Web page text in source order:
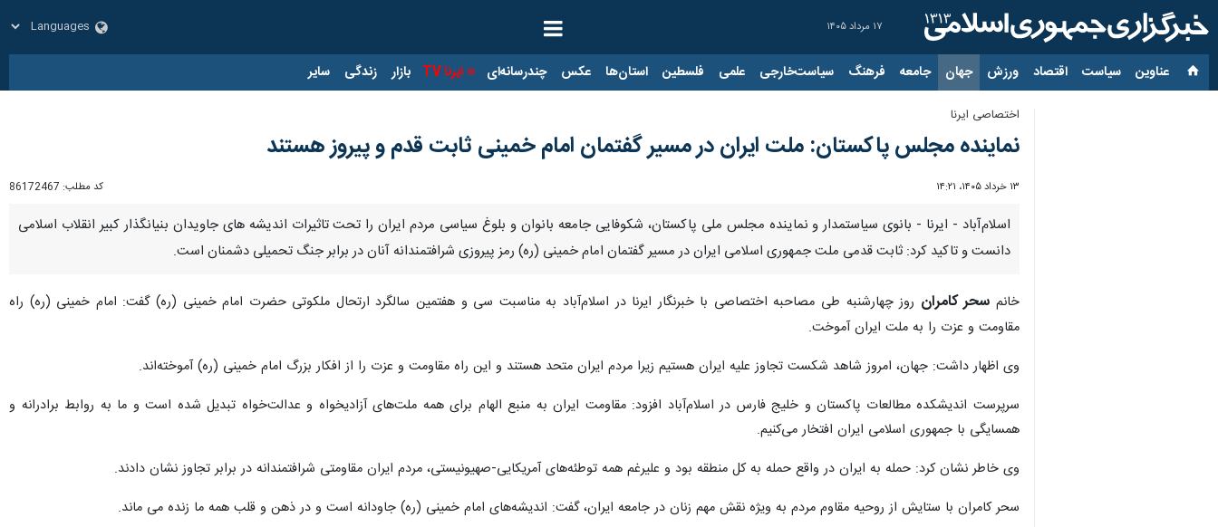
۱۷ مرداد ۱۴۰۵
عناوین‌ سیاست اقتصاد ورزش جهان جامعه فرهنگ سیاست‌خارجی علمی فلسطین استان‌ها عکس چندرسانه‌ای ایرنا TV بازار زندگی سایر
اختصاصی ایرنا
نماینده مجلس پاکستان: ملت ایران در مسیر گفتمان امام خمینی ثابت قدم و پیروز هستند
۱۳ خرداد ۱۴۰۵، ۱۴:۲۱ کد مطلب: 86172467
اسلام‌آباد - ایرنا - بانوی سیاستمدار و نماینده مجلس ملی پاکستان، شکوفایی جامعه بانوان و بلوغ سیاسی مردم ایران را تحت تاثیرات اندیشه های جاویدان بنیانگذار کبیر انقلاب اسلامی
دانست و تاکید کرد: ثابت قدمی ملت جمهوری اسلامی ایران در مسیر گفتمان امام خمینی (ره) رمز پیروزی شرافتمندانه آنان در برابر جنگ تحمیلی دشمنان است.
خانم سحر کامران روز چهارشنبه طی مصاحبه اختصاصی با خبرنگار ایرنا در اسلام‌آباد به مناسبت سی و هفتمین سالگرد ارتحال ملکوتی حضرت امام خمینی (ره) گفت: امام خمینی (ره) راه
مقاومت و عزت را به ملت ایران آموخت.
وی اظهار داشت: جهان، امروز شاهد شکست تجاوز علیه ایران هستیم زیرا مردم ایران متحد هستند و این راه مقاومت و عزت را از افکار بزرگ امام خمینی (ره) آموخته‌اند.
سرپرست اندیشکده مطالعات پاکستان و خلیج فارس در اسلام‌آباد افزود: مقاومت ایران به منبع الهام برای همه ملت‌های آزادیخواه و عدالت‌خواه تبدیل شده است و ما به روابط برادرانه و
همسایگی با جمهوری اسلامی ایران افتخار می‌کنیم.
وی خاطر نشان کرد: حمله به ایران در واقع حمله به کل منطقه بود و علیرغم همه توطئه‌های آمریکایی-صهیونیستی، مردم ایران مقاومتی شرافتمندانه در برابر تجاوز نشان دادند.
سحر کامران با ستایش از روحیه مقاوم مردم به ویژه نقش مهم زنان در جامعه ایران، گفت: اندیشه‌های امام خمینی (ره) جاودانه است و در ذهن و قلب همه ما زنده می ماند.